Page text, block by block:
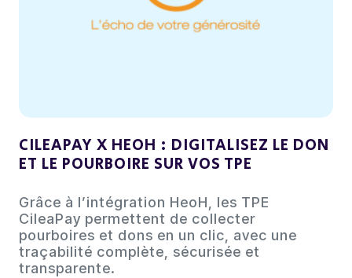
CILEAPAY X HEOH : DIGITALISEZ LE DON
ET LE POURBOIRE SUR VOS TPE
Grâce à l’intégration HeoH, les TPE
CileaPay permettent de collecter
pourboires et dons en un clic, avec une
traçabilité complète, sécurisée et
transparente.